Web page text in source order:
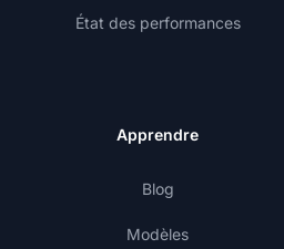
État des performances
Apprendre
Blog
Modèles